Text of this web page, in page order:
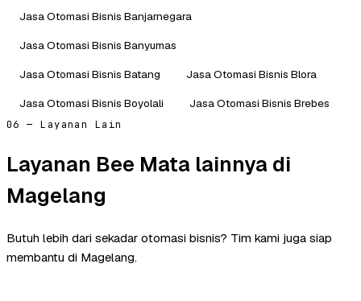
Jasa Otomasi Bisnis Banjarnegara
Jasa Otomasi Bisnis Banyumas
Jasa Otomasi Bisnis Batang
Jasa Otomasi Bisnis Blora
Jasa Otomasi Bisnis Boyolali
Jasa Otomasi Bisnis Brebes
06 — Layanan Lain
Layanan Bee Mata lainnya di
Magelang
Butuh lebih dari sekadar otomasi bisnis? Tim kami juga siap
membantu di Magelang.